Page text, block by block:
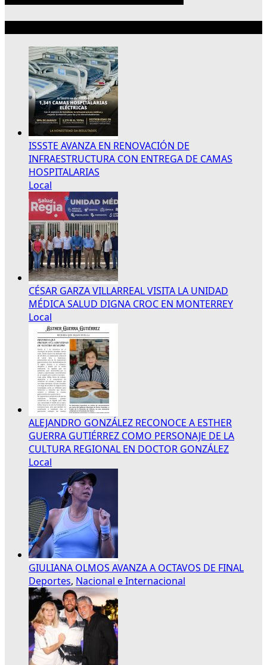
ISSSTE AVANZA EN RENOVACIÓN DE
INFRAESTRUCTURA CON ENTREGA DE CAMAS
HOSPITALARIAS
Local
CÉSAR GARZA VILLARREAL VISITA LA UNIDAD
MÉDICA SALUD DIGNA CROC EN MONTERREY
Local
ALEJANDRO GONZÁLEZ RECONOCE A ESTHER
GUERRA GUTIÉRREZ COMO PERSONAJE DE LA
CULTURA REGIONAL EN DOCTOR GONZÁLEZ
Local
GIULIANA OLMOS AVANZA A OCTAVOS DE FINAL
Deportes, Nacional e Internacional